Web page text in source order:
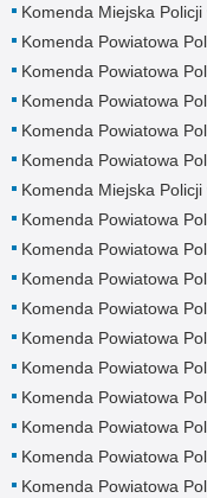
Komenda Miejska Policji
Komenda Powiatowa
Komenda Powiatowa
Komenda Powiatowa
Komenda Powiatowa
Komenda Powiatowa
Komenda Miejska
Komenda Powiatowa
Komenda Powiatowa
Komenda Powiatowa
Komenda Powiatowa
Komenda Powiatowa
Komenda Powiatowa
Komenda Powiatowa
Komenda Powiatowa
Komenda Powiatowa
Komenda Powiatowa